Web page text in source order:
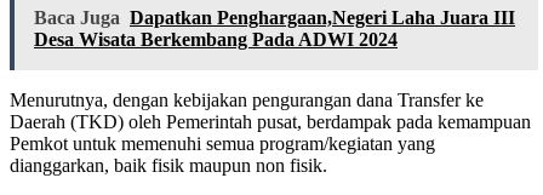
Baca Juga Dapatkan Penghargaan,Negeri Laha Juara III
Desa Wisata Berkembang Pada ADWI 2024
Menurutnya, dengan kebijakan pengurangan dana Transfer ke
Daerah (TKD) oleh Pemerintah pusat, berdampak pada kemampuan
Pemkot untuk memenuhi semua program/kegiatan yang
dianggarkan, baik fisik maupun non fisik.